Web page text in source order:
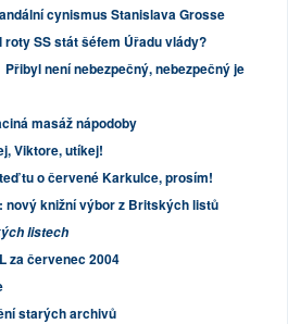
cynismus Stanislava Grosse
roty SS stát šéfem Úřadu vlády?
Přibyl není nebezpečný, nebezpečný je
masáž nápodoby
Viktore, utíkej!
tu o červené Karkulce, prosím!
nový knižní výbor z Britských listů
listech
za červenec 2004
starých archivů